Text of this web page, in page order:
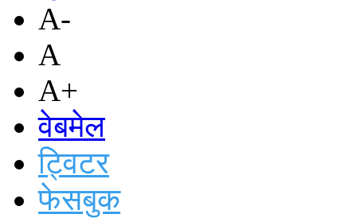
A-
A
A+
वेबमेल
ट्विटर
फेसबुक